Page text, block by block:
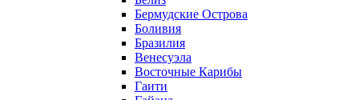
Бермудские Острова
Боливия
Бразилия
Венесуэла
Восточные Карибы
Гаити